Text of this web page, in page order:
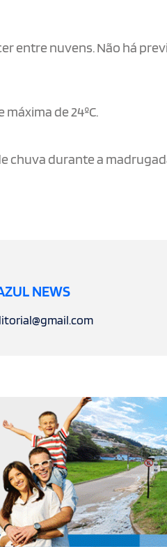
entre nuvens. Não há
máxima de 24ºC.
durante a
NEWS